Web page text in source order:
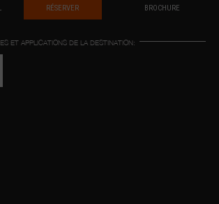
RÉSERVER BROCHURE
ET APPLICATIONS DE LA DESTINATION: